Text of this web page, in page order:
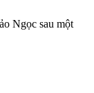
Ngọc sau một